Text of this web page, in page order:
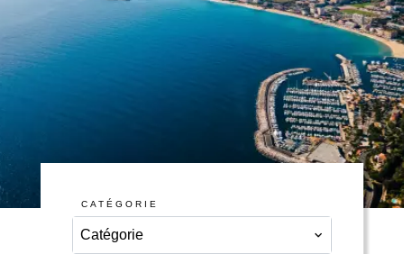
CATÉGORIE
Catégorie